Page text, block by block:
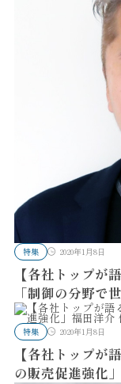
特集 2020年1月8日
【各社トップが
「制御の分野で
特集 2020年1月8日
【各社トップ
の販売促進強化